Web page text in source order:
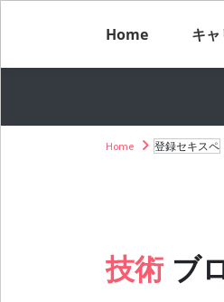
Home キ
Home 登録セキスペ
技術 ブ